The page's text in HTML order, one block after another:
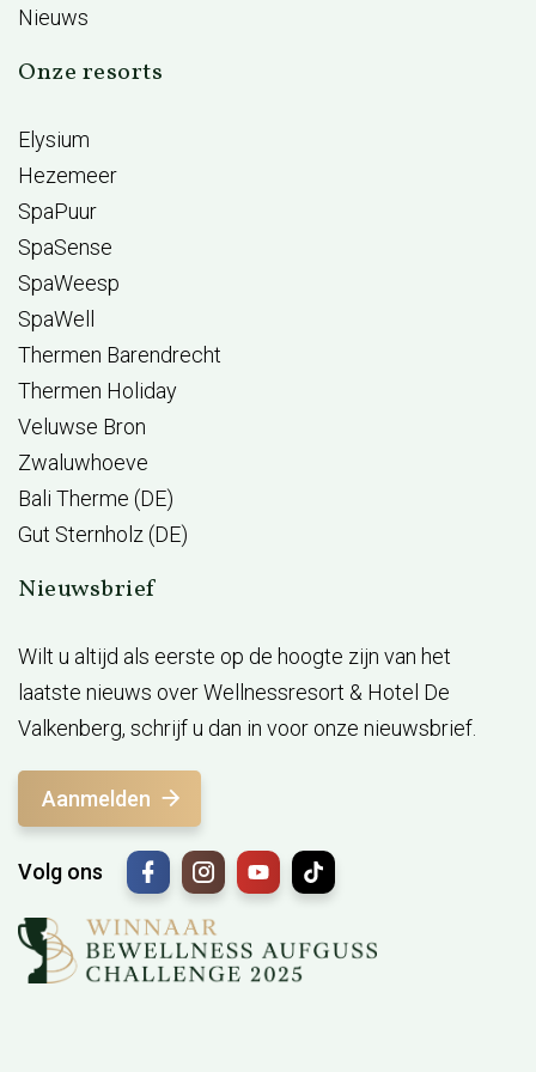
Nieuws
Onze resorts
Elysium
Hezemeer
SpaPuur
SpaSense
SpaWeesp
SpaWell
Thermen Barendrecht
Thermen Holiday
Veluwse Bron
Zwaluwhoeve
Bali Therme (DE)
Gut Sternholz (DE)
Nieuwsbrief
Wilt u altijd als eerste op de hoogte zijn van het
laatste nieuws over Wellnessresort & Hotel De
Valkenberg, schrijf u dan in voor onze nieuwsbrief.
Aanmelden
Volg ons